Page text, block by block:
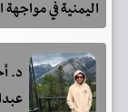
اليمنية في
د.